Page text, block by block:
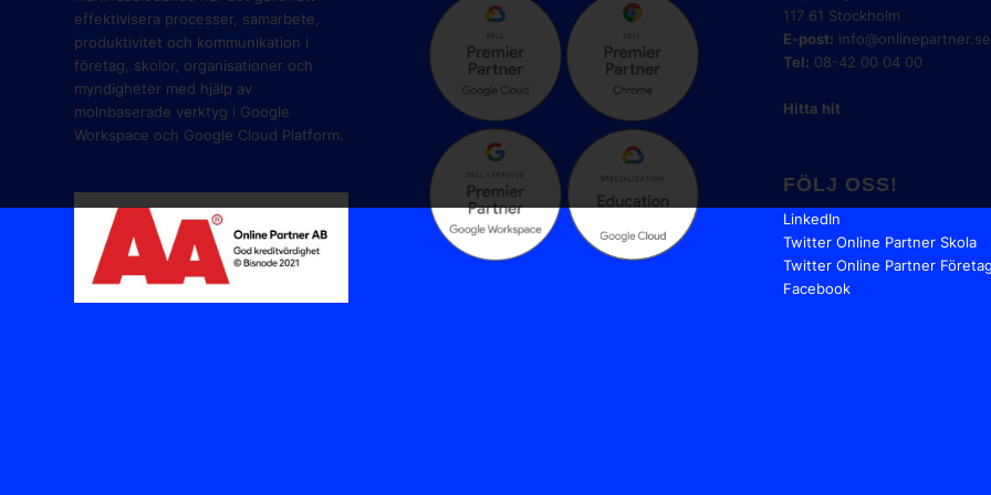
effektivisera processer, samarbete,
produktivitet och kommunikation i
företag, skolor, organisationer och
myndigheter med hjälp av
molnbaserade verktyg i Google
Workspace och Google Cloud Platform.
117 61 Stockholm
E-post: info@onlinepartner.se
Tel: 08-42 00 04 00
Hitta hit
FÖLJ OSS!
LinkedIn
Twitter Online Partner Skola
Twitter Online Partner
Facebook